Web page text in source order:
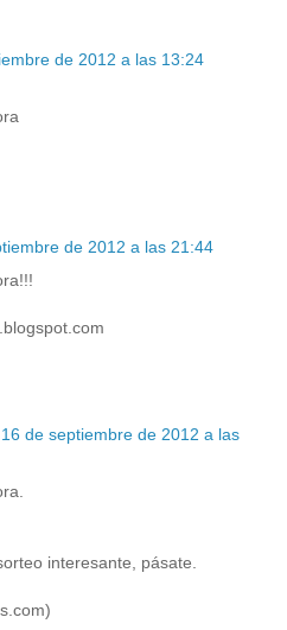
de 2012 a las 13:24
de 2012 a las 21:44
16 de septiembre de 2012 a las
interesante, pásate.